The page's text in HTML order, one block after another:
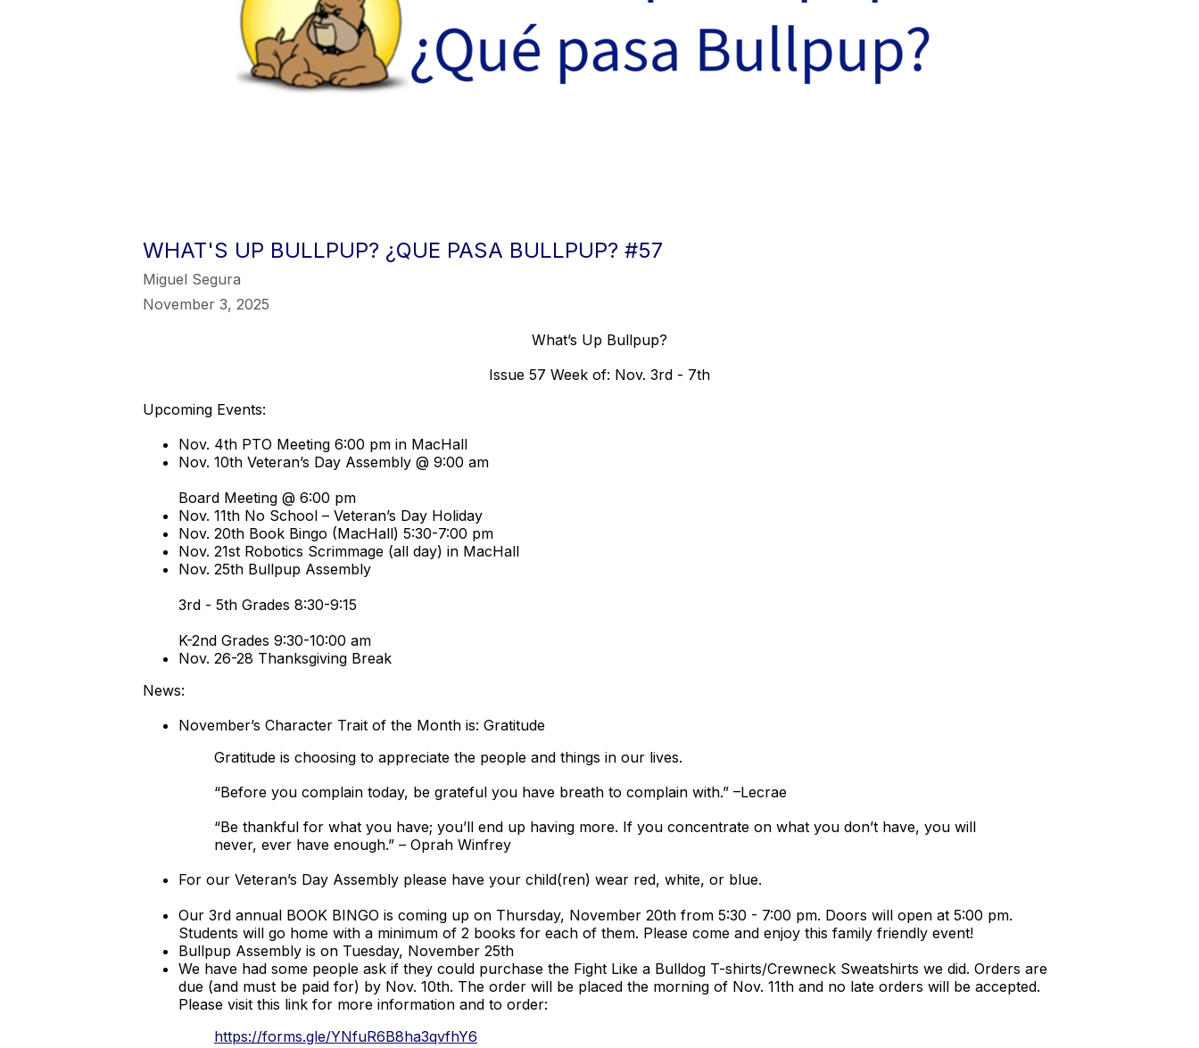
WHAT'S UP BULLPUP? ¿QUE PASA BULLPUP? #57
Miguel Segura
November 3, 2025
What’s Up Bullpup?
Issue 57 Week of: Nov. 3rd - 7th
Upcoming Events:
Nov. 4th PTO Meeting 6:00 pm in MacHall
Nov. 10th Veteran’s Day Assembly @ 9:00 am
Board Meeting @ 6:00 pm
Nov. 11th No School – Veteran’s Day Holiday
Nov. 20th Book Bingo (MacHall) 5:30-7:00 pm
Nov. 21st Robotics Scrimmage (all day) in MacHall
Nov. 25th Bullpup Assembly
3rd - 5th Grades 8:30-9:15
K-2nd Grades 9:30-10:00 am
Nov. 26-28 Thanksgiving Break
News:
November’s Character Trait of the Month is: Gratitude
Gratitude is choosing to appreciate the people and things in our lives.
“Before you complain today, be grateful you have breath to complain with.” –Lecrae
“Be thankful for what you have; you’ll end up having more. If you concentrate on what you don’t have, you will
never, ever have enough.” – Oprah Winfrey
For our Veteran’s Day Assembly please have your child(ren) wear red, white, or blue.
Our 3rd annual BOOK BINGO is coming up on Thursday, November 20th from 5:30 - 7:00 pm. Doors will open at 5:00 pm.
Students will go home with a minimum of 2 books for each of them. Please come and enjoy this family friendly event!
Bullpup Assembly is on Tuesday, November 25th
We have had some people ask if they could purchase the Fight Like a Bulldog T-shirts/Crewneck Sweatshirts we did. Orders are
due (and must be paid for) by Nov. 10th. The order will be placed the morning of Nov. 11th and no late orders will be accepted.
Please visit this link for more information and to order:
https://forms.gle/YNfuR6B8ha3qvfhY6